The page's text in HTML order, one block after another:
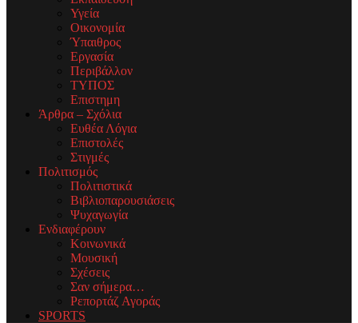
Υγεία
Οικονομία
Ύπαιθρος
Εργασία
Περιβάλλον
ΤΥΠΟΣ
Επιστημη
Άρθρα – Σχόλια
Ευθέα Λόγια
Επιστολές
Στιγμές
Πολιτισμός
Πολιτιστικά
Βιβλιοπαρουσιάσεις
Ψυχαγωγία
Ενδιαφέρουν
Κοινωνικά
Μουσική
Σχέσεις
Σαν σήμερα…
Ρεπορτάζ Αγοράς
SPORTS